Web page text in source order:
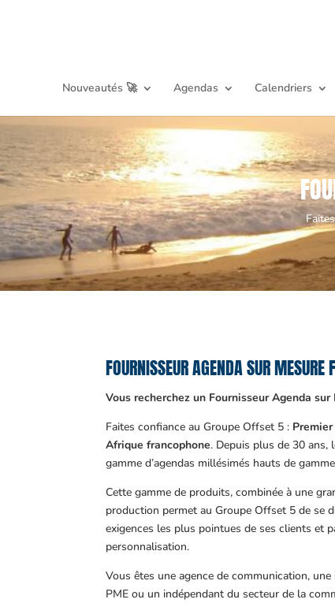
Nouveautés 🚀 Agendas Calendriers
FOURNISSEUR AGENDA SUR
Vous recherchez un Fournisseur Agenda sur
Faites confiance au Groupe Offset 5 :
Afrique francophone. Depuis plus de 30 ans,
gamme d’agendas millésimés hauts de
Cette gamme de produits, combinée à une
production permet au Groupe Offset 5 de se
exigences les plus pointues de ses clients et
personnalisation.
Vous êtes une agence de communication,
PME ou un indépendant du secteur de la